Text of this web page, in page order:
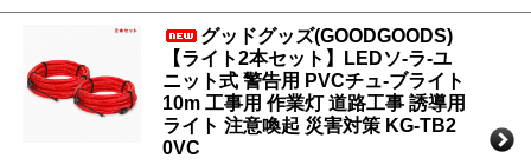
グッドグッズ(GOODGOODS)
【ライト2本セット】LEDソ-ラ-ユ
ニット式 警告用 PVCチュ-ブライト
10m 工事用 作業灯 道路工事 誘導用
ライト 注意喚起 災害対策 KG-TB2
0VC